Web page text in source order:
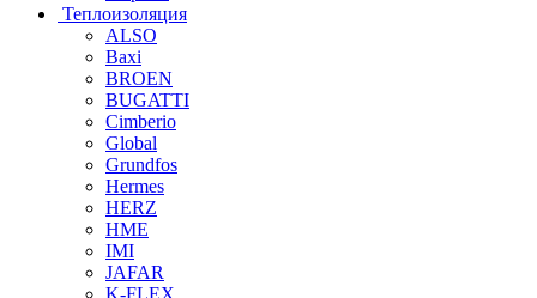
Теплоизоляция
ALSO
Baxi
BROEN
BUGATTI
Cimberio
Global
Grundfos
Hermes
HERZ
HME
IMI
JAFAR
K-FLEX